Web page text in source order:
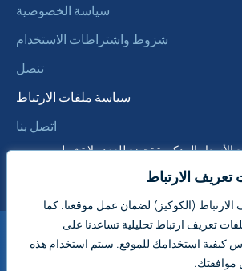
تعريف الارتباط
(الكوكيز) لضمان عمل موقعنا. كما
تعريف ارتباط تحليلية تساعدنا على
كيفية استخدامك للموقع. سيتم استخدام هذه
موافقتك.
سياسة الخصوصية
شزوط واشتراطات الاستخدام
تنصل
سياسة ملفات الارتباط
اتصل بنا
المذكورة تخضع للعقد ولا تشمل
ضريبة القيمة المضافة
الدولية:
إنجلترا